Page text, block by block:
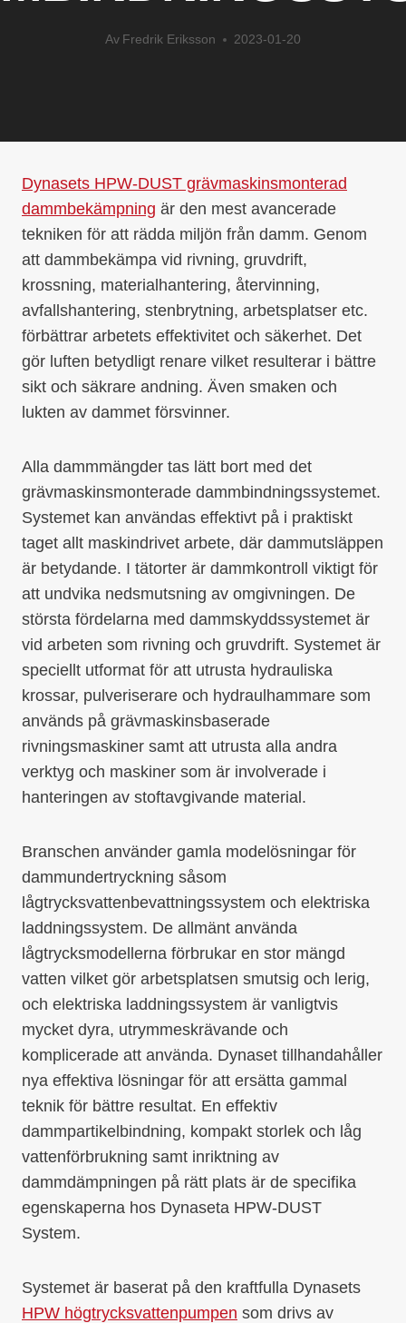
Av Fredrik Eriksson 2023-01-20
Dynasets HPW-DUST grävmaskinsmonterad
dammbekämpning är den mest avancerade
tekniken för att rädda miljön från damm. Genom
att dammbekämpa vid rivning, gruvdrift,
krossning, materialhantering, återvinning,
avfallshantering, stenbrytning, arbetsplatser etc.
förbättrar arbetets effektivitet och säkerhet. Det
gör luften betydligt renare vilket resulterar i bättre
sikt och säkrare andning. Även smaken och
lukten av dammet försvinner.
Alla dammmängder tas lätt bort med det
grävmaskinsmonterade dammbindningssystemet.
Systemet kan användas effektivt på i praktiskt
taget allt maskindrivet arbete, där dammutsläppen
är betydande. I tätorter är dammkontroll viktigt för
att undvika nedsmutsning av omgivningen. De
största fördelarna med dammskyddssystemet är
vid arbeten som rivning och gruvdrift. Systemet är
speciellt utformat för att utrusta hydrauliska
krossar, pulveriserare och hydraulhammare som
används på grävmaskinsbaserade
rivningsmaskiner samt att utrusta alla andra
verktyg och maskiner som är involverade i
hanteringen av stoftavgivande material.
Branschen använder gamla modelösningar för
dammundertryckning såsom
lågtrycksvattenbevattningssystem och elektriska
laddningssystem. De allmänt använda
lågtrycksmodellerna förbrukar en stor mängd
vatten vilket gör arbetsplatsen smutsig och lerig,
och elektriska laddningssystem är vanligtvis
mycket dyra, utrymmeskrävande och
komplicerade att använda. Dynaset tillhandahåller
nya effektiva lösningar för att ersätta gammal
teknik för bättre resultat. En effektiv
dammpartikelbindning, kompakt storlek och låg
vattenförbrukning samt inriktning av
dammdämpningen på rätt plats är de specifika
egenskaperna hos Dynaseta HPW-DUST
System.
Systemet är baserat på den kraftfulla Dynasets
HPW högtrycksvattenpumpen som drivs av